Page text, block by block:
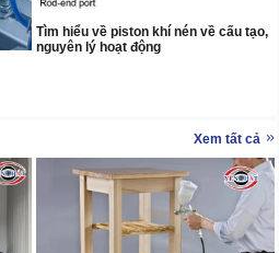
Tìm hiểu về piston khí nén về cấu tạo,
nguyên lý hoạt động
Xem tất cả